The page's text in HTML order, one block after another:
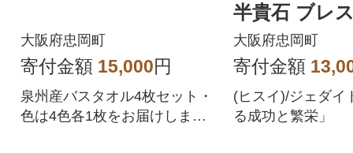
大阪府忠岡町
寄付金額 15,000円
泉州産バスタオル4枚セット・
色は4色各1枚をお届けしま
半貴石 ブレ
大阪府忠岡町
寄付金額
(ヒスイ)/ジェダイ
る成功と繁栄」